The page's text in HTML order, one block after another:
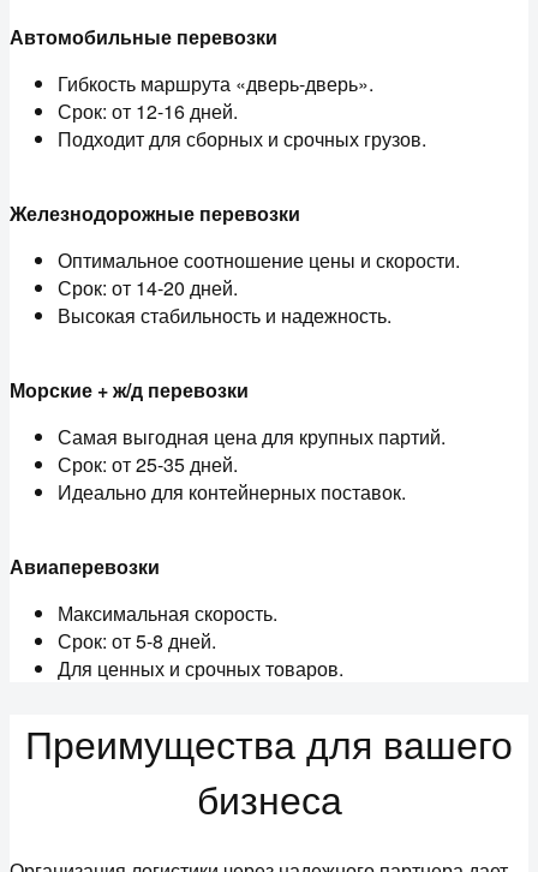
Автомобильные перевозки
Гибкость маршрута «дверь-дверь».
Срок: от 12-16 дней.
Подходит для сборных и срочных грузов.
Железнодорожные перевозки
Оптимальное соотношение цены и скорости.
Срок: от 14-20 дней.
Высокая стабильность и надежность.
Морские + ж/д перевозки
Самая выгодная цена для крупных партий.
Срок: от 25-35 дней.
Идеально для контейнерных поставок.
Авиаперевозки
Максимальная скорость.
Срок: от 5-8 дней.
Для ценных и срочных товаров.
Преимущества для вашего
бизнеса